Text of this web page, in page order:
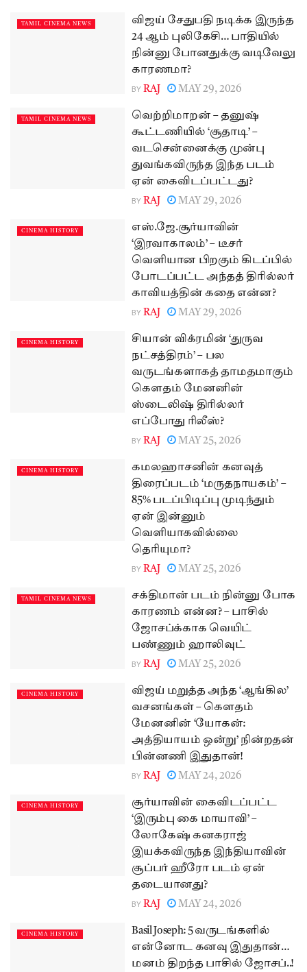
TAMIL CINEMA NEWS
விஜய் சேதுபதி நடிக்க இருந்த
24 ஆம் புலிகேசி… பாதியில்
நின்னு போனதுக்கு வடிவேலு
காரணமா?
BY RAJ MAY 29, 2026
TAMIL CINEMA NEWS
வெற்றிமாறன் – தனுஷ்
கூட்டணியில் ‘சூதாடி’ –
வடசென்னைக்கு முன்பு
துவங்கவிருந்த இந்த படம்
ஏன் கைவிடப்பட்டது?
BY RAJ MAY 29, 2026
CINEMA HISTORY
எஸ்.ஜே.சூர்யாவின்
‘இரவாகாலம்’ – டீசர்
வெளியான பிறகும் கிடப்பில்
போடப்பட்ட அந்தத் திரில்லர்
காவியத்தின் கதை என்ன?
BY RAJ MAY 29, 2026
CINEMA HISTORY
சியான் விக்ரமின் ‘துருவ
நட்சத்திரம்’ – பல
வருடங்களாகத் தாமதமாகும்
கௌதம் மேனனின்
ஸ்டைலிஷ் திரில்லர்
எப்போது ரிலீஸ்?
BY RAJ MAY 25, 2026
CINEMA HISTORY
கமலஹாசனின் கனவுத்
திரைப்படம் ‘மருதநாயகம்’ –
85% படப்பிடிப்பு முடிந்தும்
ஏன் இன்னும்
வெளியாகவில்லை
தெரியுமா?
BY RAJ MAY 25, 2026
TAMIL CINEMA NEWS
சக்திமான் படம் நின்னு போக
காரணம் என்ன? – பாசில்
ஜோசப்க்காக வெயிட்
பண்ணும் ஹாலிவுட்
BY RAJ MAY 25, 2026
CINEMA HISTORY
விஜய் மறுத்த அந்த ‘ஆங்கில’
வசனங்கள் – கௌதம்
மேனனின் ‘யோகன்:
அத்தியாயம் ஒன்று’ நின்றதன்
பின்னணி இதுதான்!
BY RAJ MAY 24, 2026
CINEMA HISTORY
சூர்யாவின் கைவிடப்பட்ட
‘இரும்பு கை மாயாவி’ –
லோகேஷ் கனகராஜ்
இயக்கவிருந்த இந்தியாவின்
சூப்பர் ஹீரோ படம் ஏன்
தடையானது?
BY RAJ MAY 24, 2026
CINEMA HISTORY
Basil Joseph: 5 வருடங்களில்
என்னோட கனவு இதுதான்…
மனம் திறந்த பாசில் ஜோசப்..!